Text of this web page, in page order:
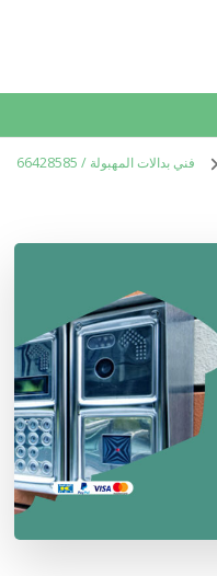
فني بدالات المهبولة / 66428585